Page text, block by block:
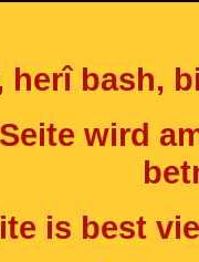
bash,
wird
is best